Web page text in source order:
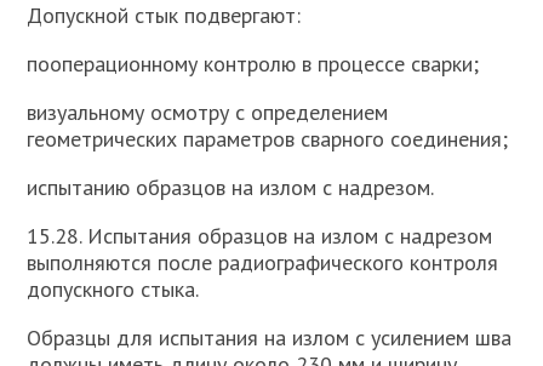
Допускной стык подвергают:
пооперационному контролю в процессе сварки;
визуальному осмотру с определением
геометрических параметров сварного соединения;
испытанию образцов на излом с надрезом.
15.28. Испытания образцов на излом с надрезом
выполняются после радиографического контроля
допускного стыка.
Образцы для испытания на излом с усилением шва